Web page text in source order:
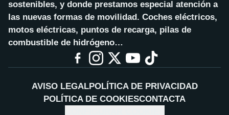
sostenibles, y donde prestamos especial atención a
las nuevas formas de movilidad. Coches eléctricos,
motos eléctricas, puntos de recarga, pilas de
combustible de hidrógeno…
AVISO LEGALPOLÍTICA DE PRIVACIDAD
POLÍTICA DE COOKIESCONTACTA